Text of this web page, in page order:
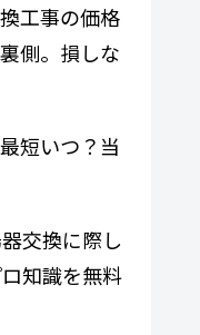
工事の価格
側。損しな
短いつ？当
交換に際し
知識を無料